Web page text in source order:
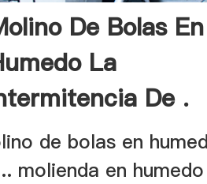
De Bolas En
La
De .
de bolas en
molienda en